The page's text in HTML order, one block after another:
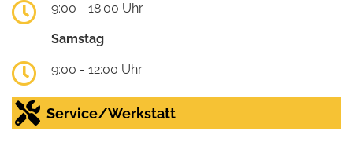
9:00 - 18.00 Uhr
Samstag
9:00 - 12:00 Uhr
Service/Werkstatt